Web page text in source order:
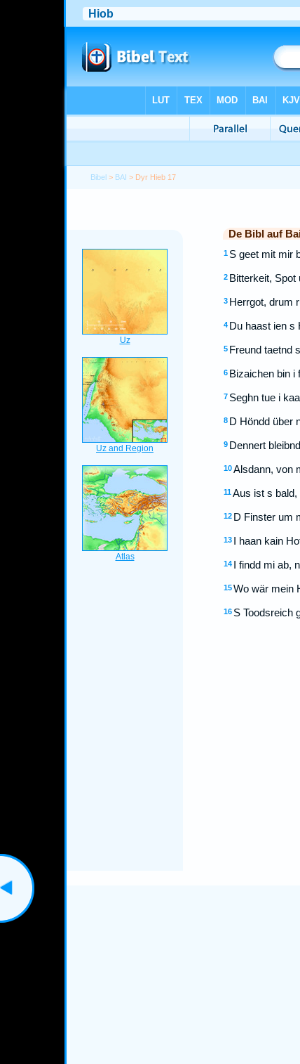
Bibel > BAI > Dyr Hieb 17
De Bibl auf
1 S geet mit mir
2 Bitterkeit, Spot
3 Herrgot, drum
4 Du haast ien s
5 Freund taetnd
6 Bizaichen bin i
7 Seghn tue i
8 D Höndd über
9 Dennert
10Alsdann, von
11Aus ist s bald,
12 D Finster um
13 I haan kain
14 I findd mi ab,
15Wo wär mein
16 S Toodsreich